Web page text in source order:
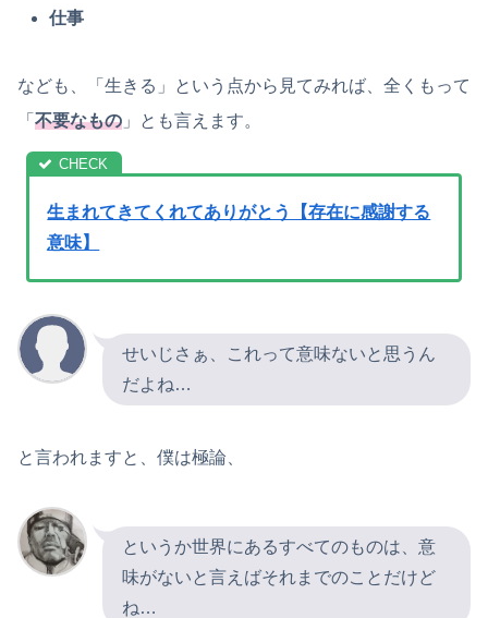
仕事
なども、「生きる」という点から見てみれば、全くもって
「 不要なもの 」とも言えます。
生まれてきてくれてありがとう【存在に感謝する
意味】
せいじさぁ、これって意味ないと思うん
だよね…
と言われますと、僕は極論、
というか世界にあるすべてのものは、意
味がないと言えばそれまでのことだけど
ね…